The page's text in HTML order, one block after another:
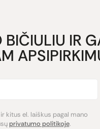
BIČIULIU IR
kitus el. laiškus pagal mano
privatumo politikoje.